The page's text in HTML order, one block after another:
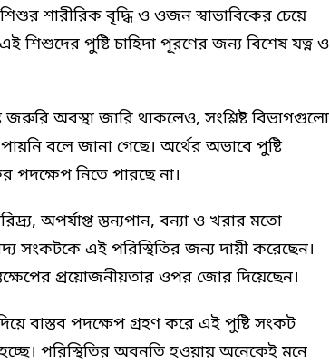
শারীরিক বৃদ্ধি ও ওজন স্বাভাবিকের চেয়ে
শিশুদের পুষ্টি চাহিদা পূরণের জন্য বিশেষ যত্ন ও
জরুরি অবস্থা জারি থাকলেও, সংশ্লিষ্ট বিভাগগুলো
বলে জানা গেছে। অর্থের অভাবে পুষ্টি
পদক্ষেপ নিতে পারছে না।
অপর্যাপ্ত স্তন্যপান, বন্যা ও খরার মতো
সংকটকে এই পরিস্থিতির জন্য দায়ী করেছেন।
প্রয়োজনীয়তার ওপর জোর দিয়েছেন।
বাস্তব পদক্ষেপ গ্রহণ করে এই পুষ্টি সংকট
পরিস্থিতির অবনতি হওয়ায় অনেকেই মনে